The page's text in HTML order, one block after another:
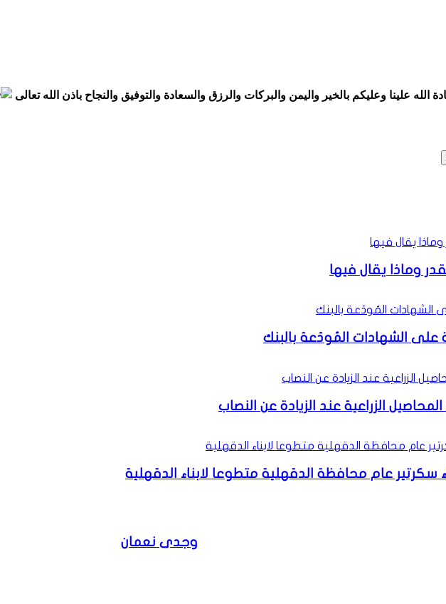
علينا وعليكم بالخير واليمن والبركات والرزق والسعادة والتوفيق والنجاح باذن الله تعالى
وماذا يقال فيها
الشهادات المُودَعة بالبنك
الزراعية عند الزيادة عن النصاب
عام محافظة الدقهلية متطوعا لابناء الدقهلية
وجدى نعمان